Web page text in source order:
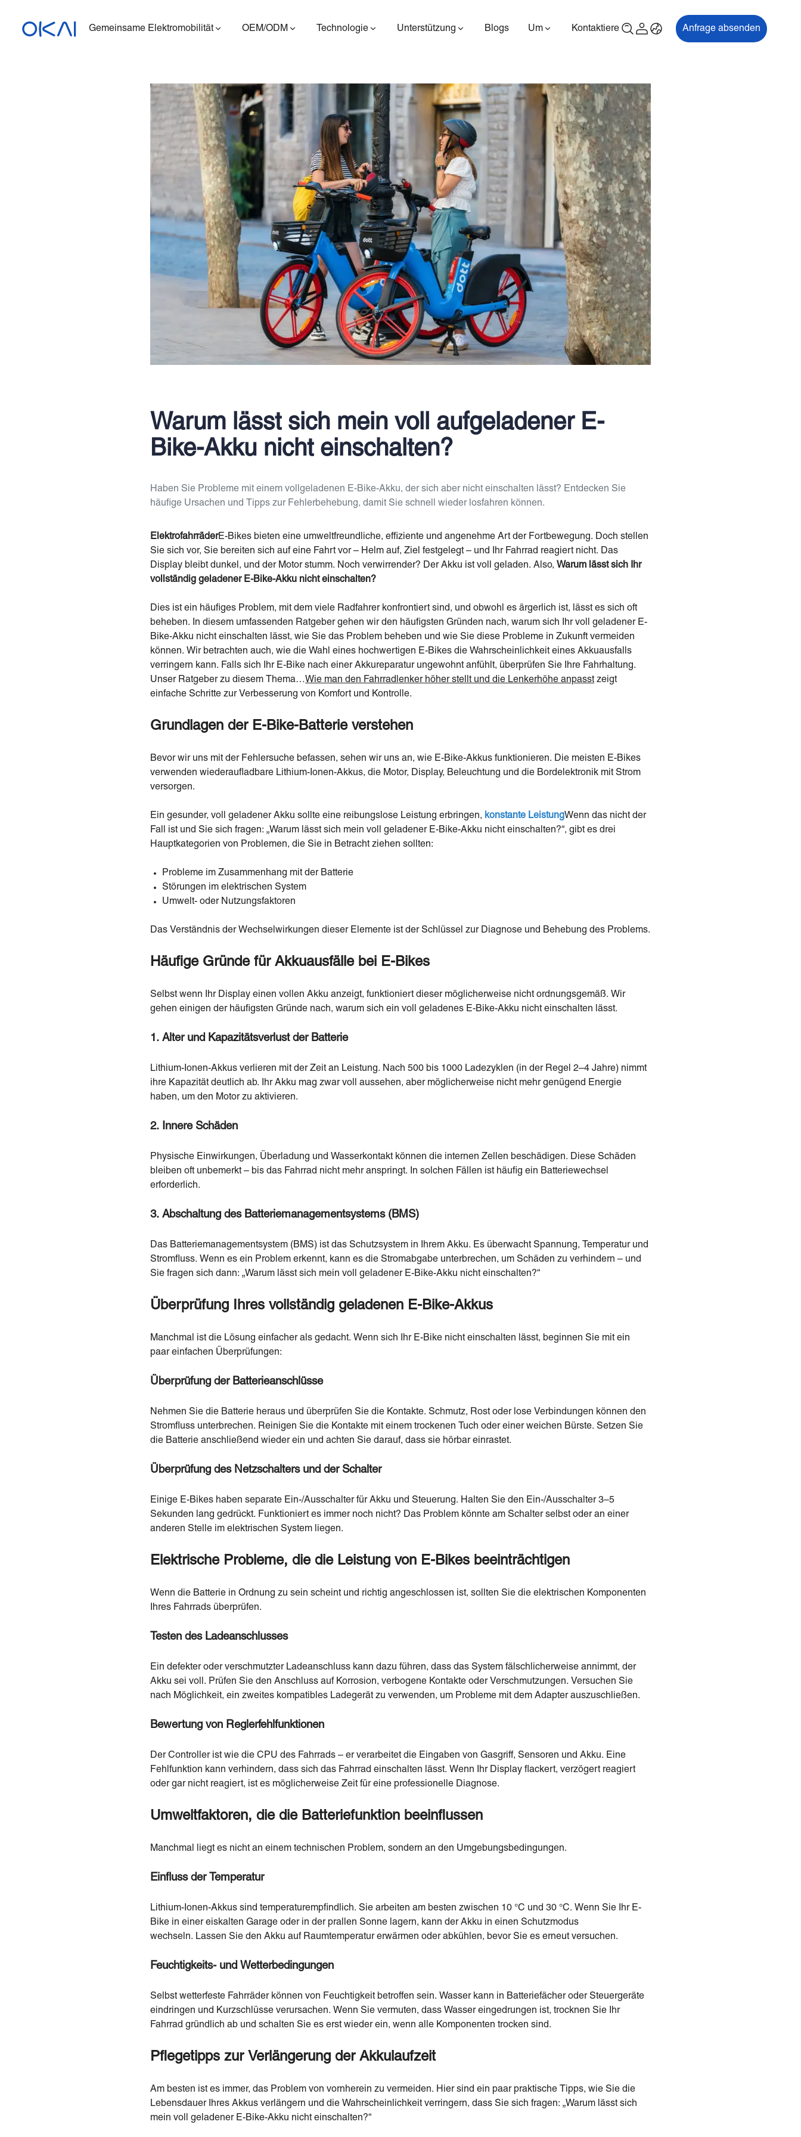
Gemeinsame Elektromobilität OEM/ODM Technologie Unterstützung Blogs Um Kontaktiere uns
ES400A ES400AV2 ES410 ES700
Anfrage absenden
Warum lässt sich mein voll aufgeladener E-
Bike-Akku nicht einschalten?
Haben Sie Probleme mit einem vollgeladenen E-Bike-Akku, der sich aber nicht einschalten lässt? Entdecken Sie
häufige Ursachen und Tipps zur Fehlerbehebung, damit Sie schnell wieder losfahren können.
ElektrofahrräderE-Bikes bieten eine umweltfreundliche, effiziente und angenehme Art der Fortbewegung. Doch stellen
Sie sich vor, Sie bereiten sich auf eine Fahrt vor – Helm auf, Ziel festgelegt – und Ihr Fahrrad reagiert nicht. Das
Display bleibt dunkel, und der Motor stumm. Noch verwirrender? Der Akku ist voll geladen. Also, Warum lässt sich Ihr
vollständig geladener E-Bike-Akku nicht einschalten?
Dies ist ein häufiges Problem, mit dem viele Radfahrer konfrontiert sind, und obwohl es ärgerlich ist, lässt es sich oft
beheben. In diesem umfassenden Ratgeber gehen wir den häufigsten Gründen nach, warum sich Ihr voll geladener E-
Bike-Akku nicht einschalten lässt, wie Sie das Problem beheben und wie Sie diese Probleme in Zukunft vermeiden
können. Wir betrachten auch, wie die Wahl eines hochwertigen E-Bikes die Wahrscheinlichkeit eines Akkuausfalls
verringern kann. Falls sich Ihr E-Bike nach einer Akkureparatur ungewohnt anfühlt, überprüfen Sie Ihre Fahrhaltung.
Unser Ratgeber zu diesem Thema…Wie man den Fahrradlenker höher stellt und die Lenkerhöhe anpasstzeigt
einfache Schritte zur Verbesserung von Komfort und Kontrolle.
Grundlagen der E-Bike-Batterie verstehen
Bevor wir uns mit der Fehlersuche befassen, sehen wir uns an, wie E-Bike-Akkus funktionieren. Die meisten E-Bikes
verwenden wiederaufladbare Lithium-Ionen-Akkus, die Motor, Display, Beleuchtung und die Bordelektronik mit Strom
versorgen.
Ein gesunder, voll geladener Akku sollte eine reibungslose Leistung erbringen, konstante Leistung Wenn das nicht der
Fall ist und Sie sich fragen: „Warum lässt sich mein voll geladener E-Bike-Akku nicht einschalten?“, gibt es drei
Hauptkategorien von Problemen, die Sie in Betracht ziehen sollten:
Probleme im Zusammenhang mit der Batterie
Störungen im elektrischen System
Umwelt- oder Nutzungsfaktoren
Das Verständnis der Wechselwirkungen dieser Elemente ist der Schlüssel zur Diagnose und Behebung des Problems.
Häufige Gründe für Akkuausfälle bei E-Bikes
Selbst wenn Ihr Display einen vollen Akku anzeigt, funktioniert dieser möglicherweise nicht ordnungsgemäß. Wir
gehen einigen der häufigsten Gründe nach, warum sich ein voll geladenes E-Bike-Akku nicht einschalten lässt.
1. Alter und Kapazitätsverlust der Batterie
Lithium-Ionen-Akkus verlieren mit der Zeit an Leistung. Nach 500 bis 1000 Ladezyklen (in der Regel 2–4 Jahre) nimmt
ihre Kapazität deutlich ab. Ihr Akku mag zwar voll aussehen, aber möglicherweise nicht mehr genügend Energie
haben, um den Motor zu aktivieren.
2. Innere Schäden
Physische Einwirkungen, Überladung und Wasserkontakt können die internen Zellen beschädigen. Diese Schäden
bleiben oft unbemerkt – bis das Fahrrad nicht mehr anspringt. In solchen Fällen ist häufig ein Batteriewechsel
erforderlich.
3. Abschaltung des Batteriemanagementsystems (BMS)
Das Batteriemanagementsystem (BMS) ist das Schutzsystem in Ihrem Akku. Es überwacht Spannung, Temperatur und
Stromfluss. Wenn es ein Problem erkennt, kann es die Stromabgabe unterbrechen, um Schäden zu verhindern – und
Sie fragen sich dann: „Warum lässt sich mein voll geladener E-Bike-Akku nicht einschalten?“
Überprüfung Ihres vollständig geladenen E-Bike-Akkus
Manchmal ist die Lösung einfacher als gedacht. Wenn sich Ihr E-Bike nicht einschalten lässt, beginnen Sie mit ein
paar einfachen Überprüfungen:
Überprüfung der Batterieanschlüsse
Nehmen Sie die Batterie heraus und überprüfen Sie die Kontakte. Schmutz, Rost oder lose Verbindungen können den
Stromfluss unterbrechen. Reinigen Sie die Kontakte mit einem trockenen Tuch oder einer weichen Bürste. Setzen Sie
die Batterie anschließend wieder ein und achten Sie darauf, dass sie hörbar einrastet.
Überprüfung des Netzschalters und der Schalter
Einige E-Bikes haben separate Ein-/Ausschalter für Akku und Steuerung. Halten Sie den Ein-/Ausschalter 3–5
Sekunden lang gedrückt. Funktioniert es immer noch nicht? Das Problem könnte am Schalter selbst oder an einer
anderen Stelle im elektrischen System liegen.
Elektrische Probleme, die die Leistung von E-Bikes beeinträchtigen
Wenn die Batterie in Ordnung zu sein scheint und richtig angeschlossen ist, sollten Sie die elektrischen Komponenten
Ihres Fahrrads überprüfen.
Testen des Ladeanschlusses
Ein defekter oder verschmutzter Ladeanschluss kann dazu führen, dass das System fälschlicherweise annimmt, der
Akku sei voll. Prüfen Sie den Anschluss auf Korrosion, verbogene Kontakte oder Verschmutzungen. Versuchen Sie
nach Möglichkeit, ein zweites kompatibles Ladegerät zu verwenden, um Probleme mit dem Adapter auszuschließen.
Bewertung von Reglerfehlfunktionen
Der Controller ist wie die CPU des Fahrrads – er verarbeitet die Eingaben von Gasgriff, Sensoren und Akku. Eine
Fehlfunktion kann verhindern, dass sich das Fahrrad einschalten lässt. Wenn Ihr Display flackert, verzögert reagiert
oder gar nicht reagiert, ist es möglicherweise Zeit für eine professionelle Diagnose.
Umweltfaktoren, die die Batteriefunktion beeinflussen
Manchmal liegt es nicht an einem technischen Problem, sondern an den Umgebungsbedingungen.
Einfluss der Temperatur
Lithium-Ionen-Akkus sind temperaturempfindlich. Sie arbeiten am besten zwischen 10 °C und 30 °C. Wenn Sie Ihr E-
Bike in einer eiskalten Garage oder in der prallen Sonne lagern, kann der Akku in einen Schutzmodus
wechseln. Lassen Sie den Akku auf Raumtemperatur erwärmen oder abkühlen, bevor Sie es erneut versuchen.
Feuchtigkeits- und Wetterbedingungen
Selbst wetterfeste Fahrräder können von Feuchtigkeit betroffen sein. Wasser kann in Batteriefächer oder Steuergeräte
eindringen und Kurzschlüsse verursachen. Wenn Sie vermuten, dass Wasser eingedrungen ist, trocknen Sie Ihr
Fahrrad gründlich ab und schalten Sie es erst wieder ein, wenn alle Komponenten trocken sind.
Pflegetipps zur Verlängerung der Akkulaufzeit
Am besten ist es immer, das Problem von vornherein zu vermeiden. Hier sind ein paar praktische Tipps, wie Sie die
Lebensdauer Ihres Akkus verlängern und die Wahrscheinlichkeit verringern, dass Sie sich fragen: „Warum lässt sich
mein voll geladener E-Bike-Akku nicht einschalten?“